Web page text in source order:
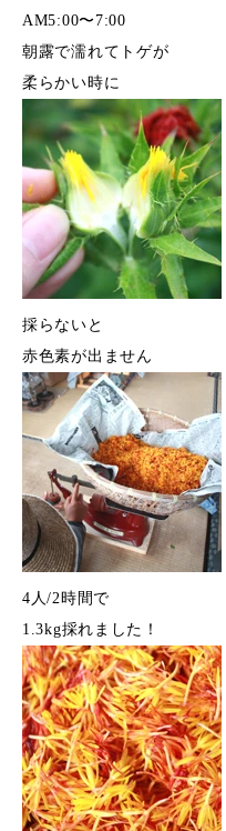
AM5:00〜7:00
朝露で濡れてトゲが
柔らかい時に
採らないと
赤色素が出ません
4人/2時間で
1.3kg採れました！